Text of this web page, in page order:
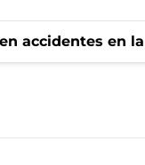
accidentes en